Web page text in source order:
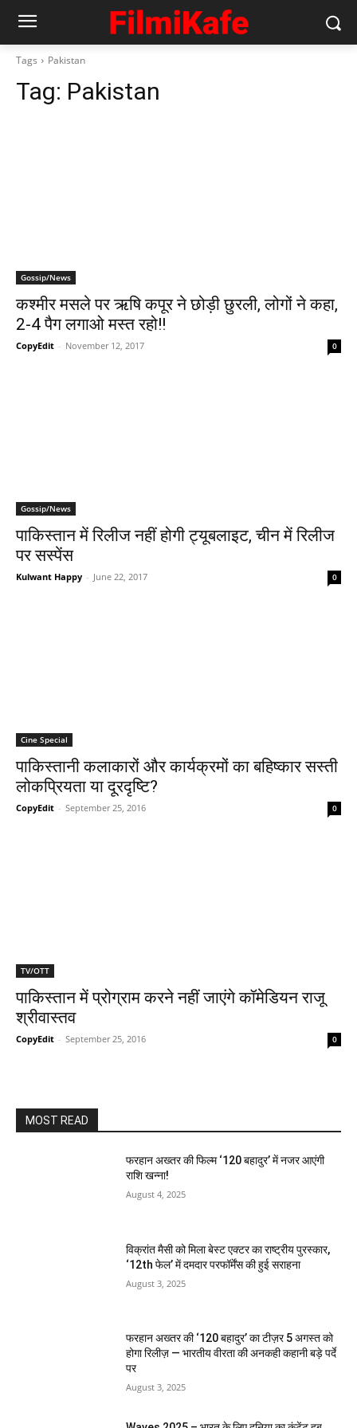
Tags Pakistan
Tag: Pakistan
Gossip/News
कश्मीर मसले पर ऋषि कपूर ने छोड़ी छुरली, लोगों ने कहा,
2-4 पैग लगाओ मस्त रहो!!
CopyEdit - November 12, 2017 0
Gossip/News
पाकिस्तान में रिलीज नहीं होगी ट्यूबलाइट, चीन में रिलीज
पर सस्पेंस
Kulwant Happy - June 22, 2017 0
Cine Special
पाकिस्‍तानी कलाकारों और कार्यक्रमों का बहिष्कार सस्‍ती
लोकप्रियता या दूरदृष्‍टि?
CopyEdit - September 25, 2016 0
TV/OTT
पाकिस्‍तान में प्रोग्राम करने नहीं जाएंगे कॉमेडियन राजू
श्रीवास्‍तव
CopyEdit - September 25, 2016 0
MOST READ
फरहान अख्तर की फिल्म ‘120 बहादुर’ में नजर आएंगी
राशि खन्ना!
August 4, 2025
विक्रांत मैसी को मिला बेस्ट एक्टर का राष्ट्रीय पुरस्कार,
‘12th फेल’ में दमदार परफॉर्मेंस की हुई सराहना
August 3, 2025
फरहान अख्तर की ‘120 बहादुर’ का टीज़र 5 अगस्त को
होगा रिलीज़ — भारतीय वीरता की अनकही कहानी बड़े पर्दे
पर
August 3, 2025